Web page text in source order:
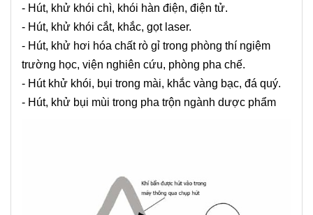
- Hút, khử khói chì, khói hàn điện, điện tử.
- Hút, khử khói cắt, khắc, gọt laser.
- Hút, khử hơi hóa chất rò gỉ trong phòng thí ngiệm
trường học, viện nghiên cứu, phòng pha chế.
- Hút khử khói, bụi trong mài, khắc vàng bạc, đá quý.
- Hút, khử bụi mùi trong pha trộn ngành dược phẩm